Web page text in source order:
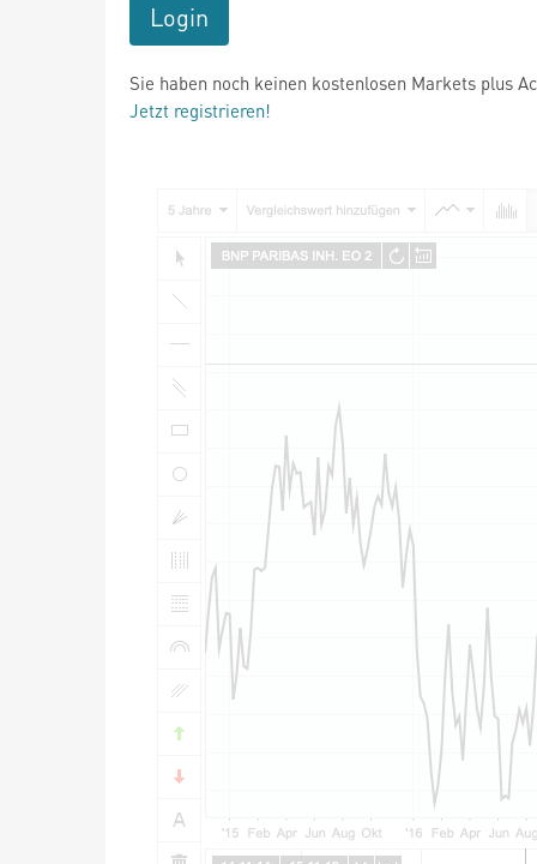
Login
Sie haben noch keinen kostenlosen Markets plus
Jetzt registrieren!